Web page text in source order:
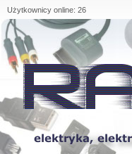
Użytkownicy online: 26